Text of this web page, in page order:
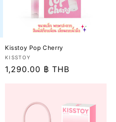
Kisstoy Pop Cherry
เวน
เด
KISSTOY
ราคา
1,290.00 ฿ THB